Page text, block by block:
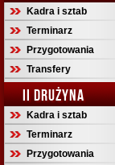
Kadra i sztab
Terminarz
Przygotowania
Transfery
II DRUŻYNA
Kadra i sztab
Terminarz
Przygotowania